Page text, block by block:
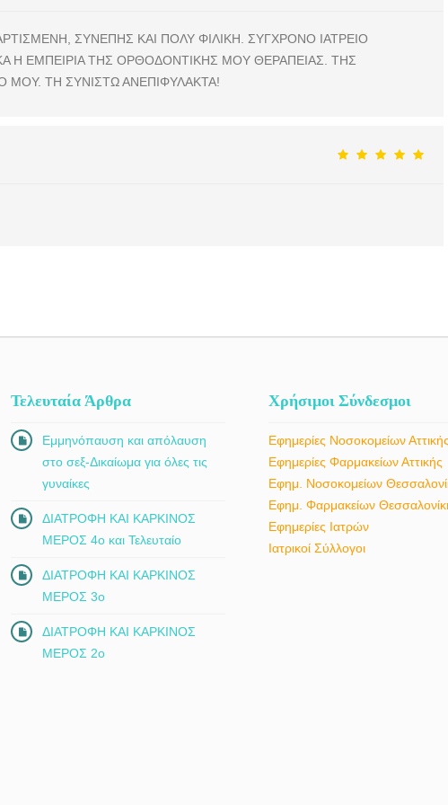
ΣΥΝΕΠΗΣ ΚΑΙ ΠΟΛΥ ΦΙΛΙΚΗ. ΣΥΓΧΡΟΝΟ ΙΑΤΡΕΙΟ
Η ΕΜΠΕΙΡΙΑ ΤΗΣ ΟΡΘΟΔΟΝΤΙΚΗΣ ΜΟΥ ΘΕΡΑΠΕΙΑΣ. ΤΗΣ
ΤΗ ΣΥΝΙΣΤΩ ΑΝΕΠΙΦΥΛΑΚΤΑ!
Τελευταία Άρθρα
Εμμηνόπαυση και απόλαυση
στο σεξ-Δικαίωμα για όλες τις
γυναίκες
ΔΙΑΤΡΟΦΗ ΚΑΙ ΚΑΡΚΙΝΟΣ
ΜΕΡΟΣ 4ο και Τελευταίο
ΔΙΑΤΡΟΦΗ ΚΑΙ ΚΑΡΚΙΝΟΣ
ΜΕΡΟΣ 3ο
ΔΙΑΤΡΟΦΗ ΚΑΙ ΚΑΡΚΙΝΟΣ
ΜΕΡΟΣ 2ο
Χρήσιμοι Σύνδεσμοι
Εφημερίες Νοσοκομείων Αττικής
Εφημερίες Φαρμακείων Αττικής
Εφημ. Νοσοκομείων
Εφημ. Φαρμακείων
Εφημερίες Ιατρών
Ιατρικοί Σύλλογοι